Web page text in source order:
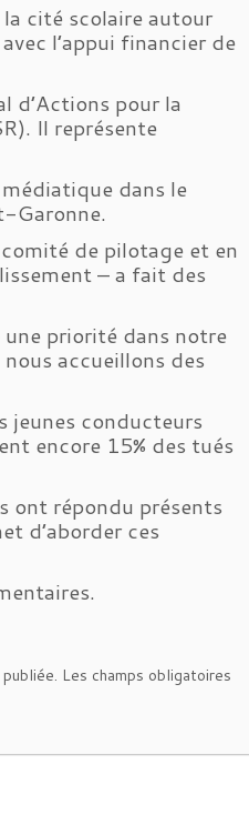
la cité scolaire autour
l’appui financier de
d’Actions pour la
Il représente
dans le
Garonne.
de pilotage et en
– a fait des
priorité dans notre
accueillons des
jeunes conducteurs
encore 15% des tués
ont répondu présents
d’aborder ces
Les champs obligatoires